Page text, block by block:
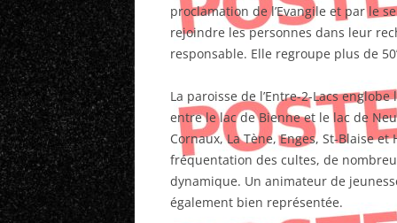
proclamation de l’Evangile et par le
rejoindre les personnes dans leur
responsable. Elle regroupe plus de
La paroisse de l’Entre-2-Lacs
entre le lac de Bienne et le lac de
Cornaux, La Tène, Enges, St-Blaise
fréquentation des cultes, de
dynamique. Un animateur de
également bien représentée.